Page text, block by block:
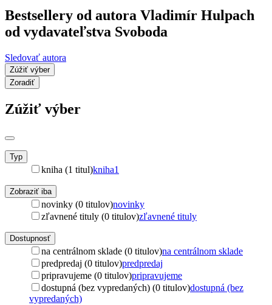
Bestsellery od autora Vladimír Hulpach
od vydavateľstva Svoboda
Sledovať autora
Zúžiť výber
Zoradiť
Zúžiť výber
Typ
kniha (1 titul)kniha1
Zobraziť iba
novinky (0 titulov)novinky
zľavnené tituly (0 titulov)zľavnené tituly
Dostupnosť
na centrálnom sklade (0 titulov)na centrálnom sklade
predpredaj (0 titulov)predpredaj
pripravujeme (0 titulov)pripravujeme
dostupná (bez vypredaných) (0 titulov)dostupná (bez
vypredaných)